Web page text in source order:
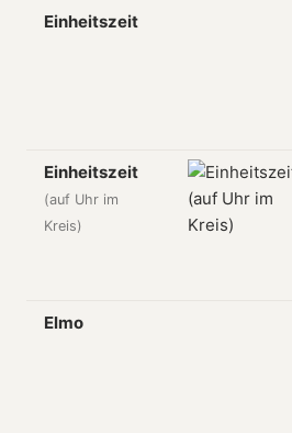
Einheitszeit
Einheitszeit
(auf Uhr im
Kreis)
Elmo